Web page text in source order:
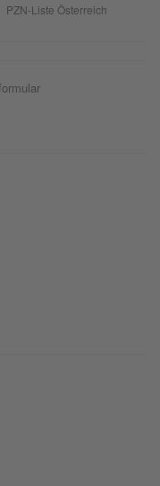
PZN-Liste Österreich